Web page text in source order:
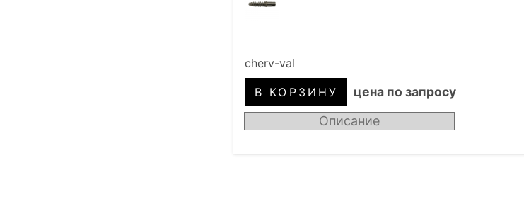
cherv-val
цена по запросу
Описание